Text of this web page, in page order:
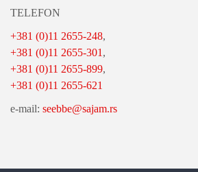
TELEFON
+381 (0)11 2655-248,
+381 (0)11 2655-301 ,
+381 (0)11 2655-899,
+381 (0)11 2655-621
e-mail: seebbe@sajam.rs